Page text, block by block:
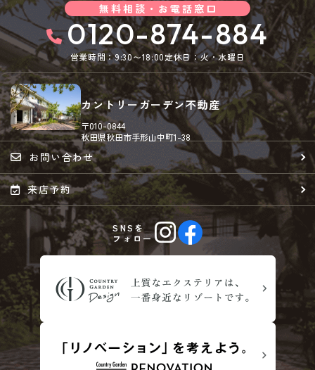
無料相談・お電話窓口
0120-874-884
営業時間：9:30〜18:00定休日：火・水曜日
カントリーガーデン不動産
〒010-0844
秋田県秋田市手形山中町1-38
お問い合わせ
来店予約
SNSを
フォロー